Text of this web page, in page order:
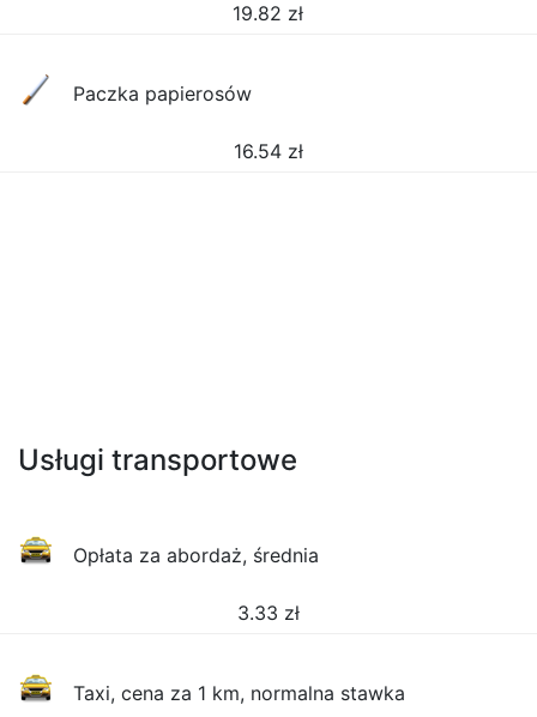
19.82 zł
Paczka papierosów
16.54 zł
Usługi transportowe
Opłata za abordaż, średnia
3.33 zł
Taxi, cena za 1 km, normalna stawka